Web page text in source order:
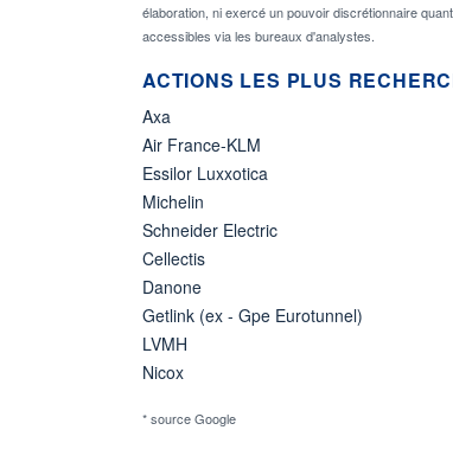
élaboration, ni exercé un pouvoir discrétionnaire
accessibles via les bureaux d'analystes.
ACTIONS LES PLUS
Axa
Air France-KLM
Essilor Luxxotica
Michelin
Schneider Electric
Cellectis
Danone
Getlink (ex - Gpe Eurotunnel)
LVMH
Nicox
* source Google